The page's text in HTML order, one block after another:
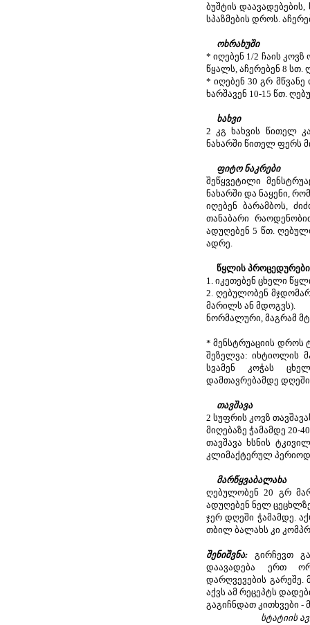
ბუშტის
სპაზმების დროს.
ოხრახუში
* იღებენ 1/2 ჩაის კოვზ
წყალს, აჩერებენ 8 სთ.
* იღებენ 30 გრ მწვანე
ხარშავენ 10-15 წთ.
ხახვი
2 კგ ხახვის წითელ
ნახარში წითელ ფერს
ფიტო ნაკრები
შეწყვეტილი
ნახარში და ნაყენი,
იღებენ ბარამბოს,
თანაბარი
ადუღებენ 5 წთ.
ადრე.
წყლის პროცედურები
1. იკეთებენ ცხელი
2. ღებულობენ
მარილს ან მდოგვს).
ნორმალური, მაგრამ
* მენსტრუაციის დროს
შეზელვა: იხტიოლის
სვამენ კოჭას
დამთავრებამდე დღეში
თავშავა
2 სუფრის კოვზ
მიღებაზე ჭამამდე 20-
თავშავა ხსნის
კლიმაქტერულ
მარწყვაბალახა
ღებულობენ 20 გრ
ადუღებენ ნელ ცეცხლზე
ჯერ დღეში ჭამამდე.
თბილ ბალახს კი
შენიშვნა: გირჩევთ
დაავადება ერთ
დარღვევების
აქვს ამ რეცეპტს
გაგიჩნდათ კითხვები -
სტატიის